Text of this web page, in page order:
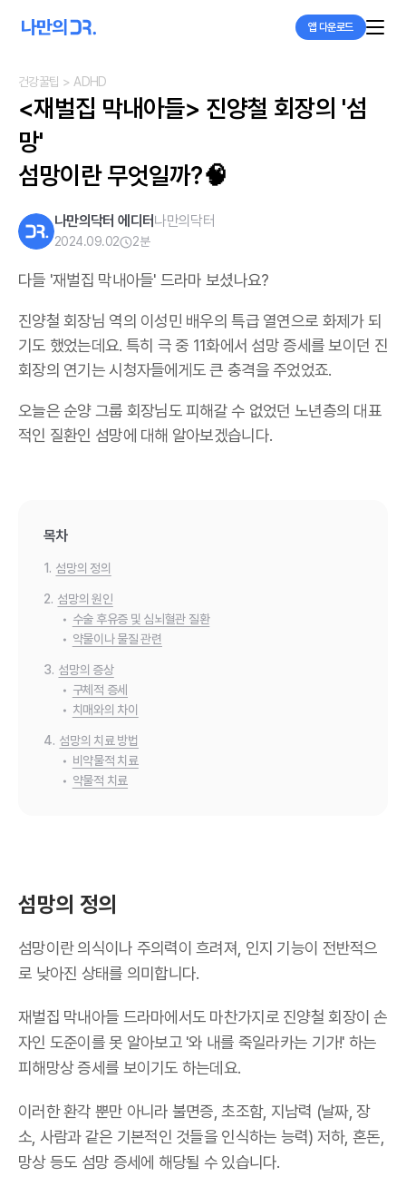
앱 다운로드
건강꿀팁 > ADHD
<재벌집 막내아들> 진양철 회장의 '섬
망'
섬망이란 무엇일까?🧠
나만의닥터 에디터나만의닥터
2024.09.02 2분
다들 '재벌집 막내아들' 드라마 보셨나요?
진양철 회장님 역의 이성민 배우의 특급 열연으로 화제가 되
기도 했었는데요. 특히 극 중 11화에서 섬망 증세를 보이던 진
회장의 연기는 시청자들에게도 큰 충격을 주었었죠.
오늘은 순양 그룹 회장님도 피해갈 수 없었던 노년층의 대표
적인 질환인 섬망에 대해 알아보겠습니다.
목차
1. 섬망의 정의
2. 섬망의 원인
• 수술 후유증 및 심뇌혈관 질환
• 약물이나 물질 관련
3. 섬망의 증상
• 구체적 증세
• 치매와의 차이
4. 섬망의 치료 방법
• 비약물적 치료
• 약물적 치료
섬망의 정의
섬망이란 의식이나 주의력이 흐려져, 인지 기능이 전반적으
로 낮아진 상태를 의미합니다.
재벌집 막내아들 드라마에서도 마찬가지로 진양철 회장이 손
자인 도준이를 못 알아보고 '와 내를 죽일라카는 기가!' 하는
피해망상 증세를 보이기도 하는데요.
이러한 환각 뿐만 아니라 불면증, 초조함, 지남력 (날짜, 장
소, 사람과 같은 기본적인 것들을 인식하는 능력) 저하, 혼돈,
망상 등도 섬망 증세에 해당될 수 있습니다.